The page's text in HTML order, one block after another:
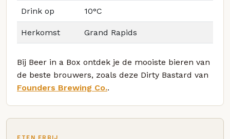
Drink op 10°C
Herkomst Grand Rapids
Bij Beer in a Box ontdek je de mooiste bieren van
de beste brouwers, zoals deze Dirty Bastard van
Founders Brewing Co..
ETEN ERBIJ